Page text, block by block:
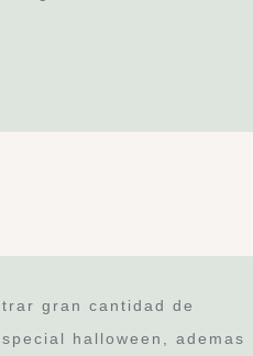
gran cantidad de
halloween, ademas